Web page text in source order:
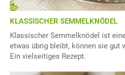
KLASSISCHER SEMMELKNÖDEL
Klassischer Semmelknödel ist
etwas übrig bleibt, können sie gut
Ein vielseitiges Rezept.